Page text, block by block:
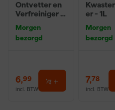
Ontvetter en
Verfreiniger –
Morgen
bezorgd
6,99
incl. BTW
er - 1L
Morgen
bezorgd
7,78
incl. BTW